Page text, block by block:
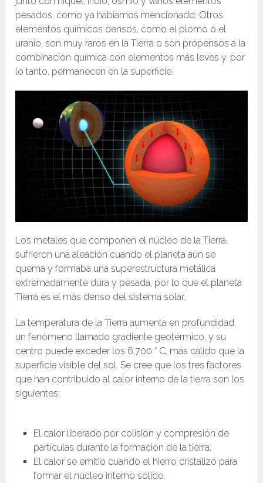
pesados, como ya habíamos mencionado; Otros
elementos químicos densos, como el plomo o el
uranio, son muy raros en la Tierra o son propensos a la
combinación química con elementos más leves y, por
lo tanto, permanecen en la superficie.
Los metales que componen el núcleo de la Tierra,
sufrieron una aleación cuando el planeta aún se
quema y formaba una superestructura metálica
extremadamente dura y pesada, por lo que el planeta
Tierra es el más denso del sistema solar.
La temperatura de la Tierra aumenta en profundidad,
un fenómeno llamado gradiente geotérmico, y su
centro puede exceder los 6,700 ° C, más cálido que la
superficie visible del sol. Se cree que los tres factores
que han contribuido al calor interno de la tierra son los
siguientes:
El calor liberado por colisión y compresión de
partículas durante la formación de la tierra.
El calor se emitió cuando el hierro cristalizó para
formar el núcleo interno sólido.